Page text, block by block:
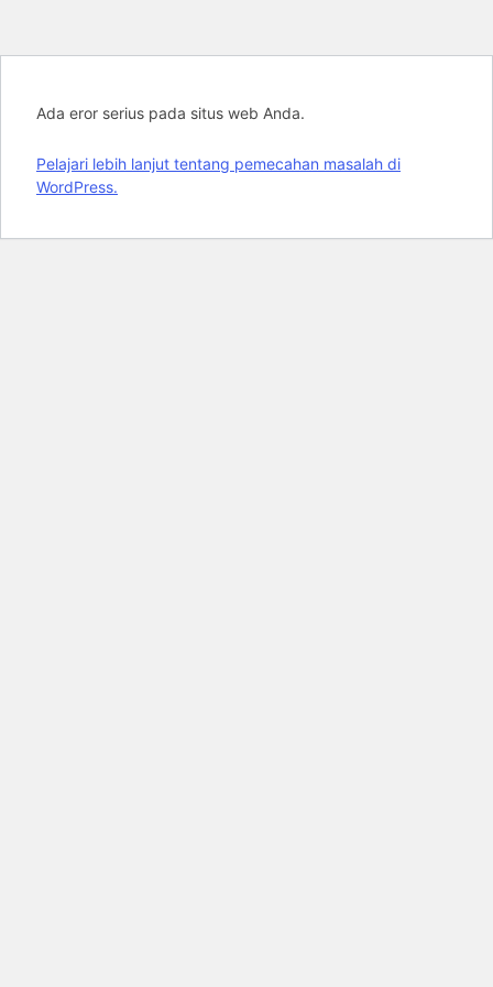
Ada eror serius pada situs web Anda.
Pelajari lebih lanjut tentang pemecahan masalah di
WordPress.